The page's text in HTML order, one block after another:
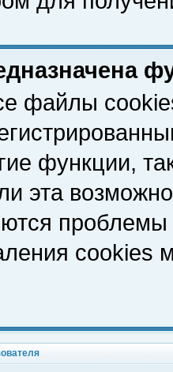
файлы
функции,
эта
cookies